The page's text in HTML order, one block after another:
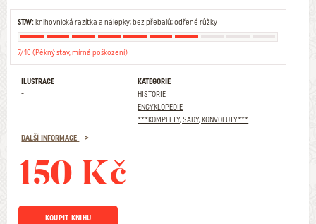
STAV:knihovnická razítka a nálepky; bez přebalů; odřené růžky
7/10 (Pěkný stav, mírná poškození)
ILUSTRACE
-
KATEGORIE
HISTORIE
ENCYKLOPEDIE
***KOMPLETY, SADY, KONVOLUTY***
DALŠÍ INFORMACE
150 Kč
KOUPIT KNIHU